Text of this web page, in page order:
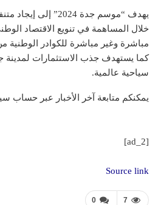
يهدف “موسم جدة
خلال المساهمة في تنويع الاقتصاد
مباشرة وغير مباشرة للكوادر الوطنية
كما يستهدف جذب الاستثمارات لمدينة
سياحية عالمية.
يمكنكم متابعة آخر الأخبار عبر حساب
[ad_2]
Source link
0 7